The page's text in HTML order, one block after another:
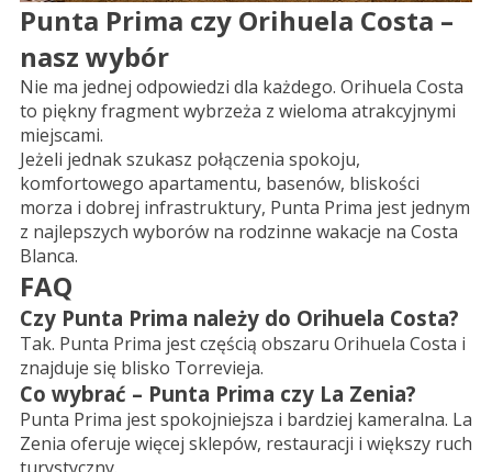
Punta Prima czy Orihuela Costa –
nasz wybór
Nie ma jednej odpowiedzi dla każdego. Orihuela Costa
to piękny fragment wybrzeża z wieloma atrakcyjnymi
miejscami.
Jeżeli jednak szukasz połączenia spokoju,
komfortowego apartamentu, basenów, bliskości
morza i dobrej infrastruktury, Punta Prima jest jednym
z najlepszych wyborów na rodzinne wakacje na Costa
Blanca.
FAQ
Czy Punta Prima należy do Orihuela Costa?
Tak. Punta Prima jest częścią obszaru Orihuela Costa i
znajduje się blisko Torrevieja.
Co wybrać – Punta Prima czy La Zenia?
Punta Prima jest spokojniejsza i bardziej kameralna. La
Zenia oferuje więcej sklepów, restauracji i większy ruch